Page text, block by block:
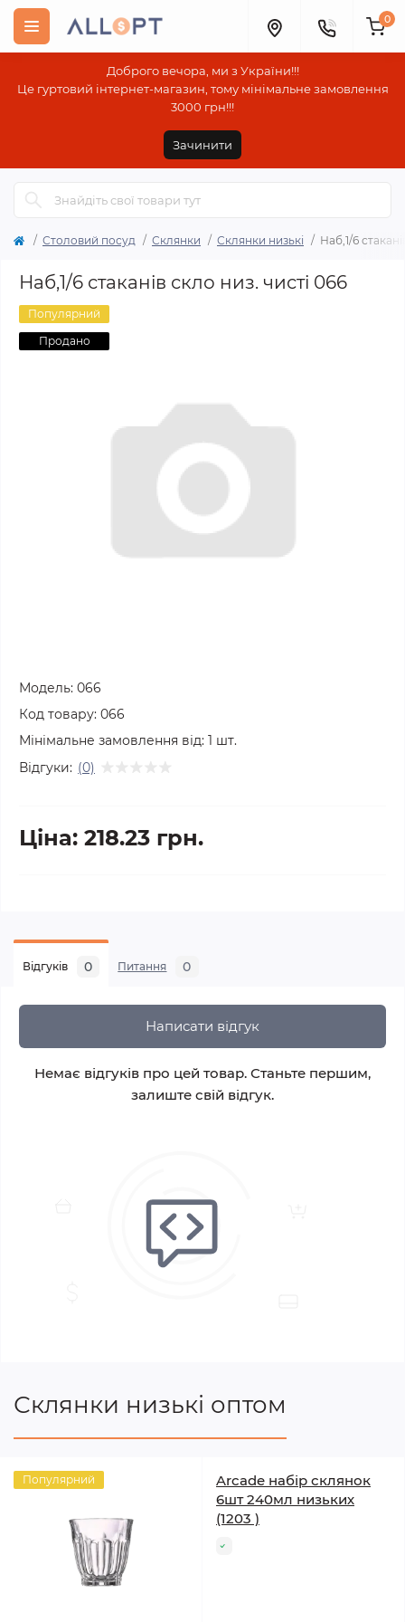
Доброго вечора, ми з України!!!
Це гуртовий інтернет-магазин, тому мінімальне замовлення
3000 грн!!!
Зачинити
0
Столовий посуд Склянки Склянки низькі Наб,1/6
Наб,1/6 стаканів скло низ. чисті 066
Популярний
Продано
Модель: 066
Код товару: 066
Мінімальне замовлення від: 1 шт.
Відгуки: (0)
Ціна: 218.23 грн.
Відгуків 0 Питання 0
Написати відгук
Немає відгуків про цей товар. Станьте першим,
залиште свій відгук.
Склянки низькі оптом
Популярний
Arcade набір склянок
6шт 240мл низьких
(1203 )